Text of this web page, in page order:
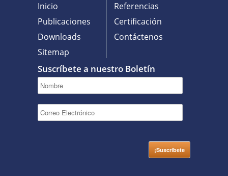
Inicio
Referencias
Publicaciones
Certificación
Downloads
Contáctenos
Sitemap
Suscríbete a nuestro Boletín